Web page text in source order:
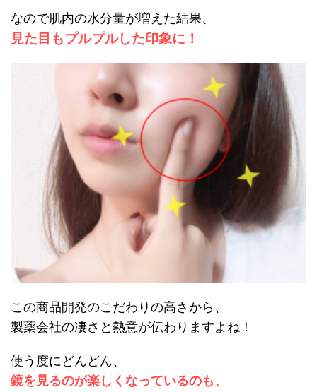
なので肌内の水分量が増えた結果、
見た目もプルプルした印象に！
この商品開発のこだわりの高さから、
製薬会社の凄さと熱意が伝わりますよね！
使う度にどんどん、
鏡を見るのが楽しくなっているのも、